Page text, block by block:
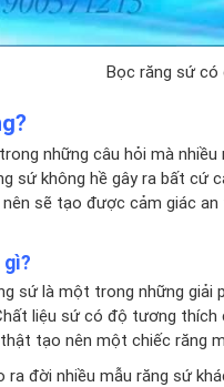
Bọc răng sứ có
những câu hỏi mà
sứ không hề gây ra bất cứ
sẽ tạo được cảm giác
sứ là một trong những giải
liệu sứ có độ tương
tạo nên một chiếc răng
đời nhiều mẫu răng sứ